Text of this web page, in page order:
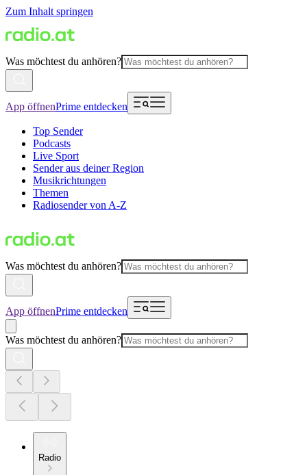
Zum Inhalt springen
Was möchtest du anhören?
App öffnenPrime entdecken
Top Sender
Podcasts
Live Sport
Sender aus deiner Region
Musikrichtungen
Themen
Radiosender von A-Z
Was möchtest du anhören?
App öffnenPrime entdecken
Was möchtest du anhören?
Radio